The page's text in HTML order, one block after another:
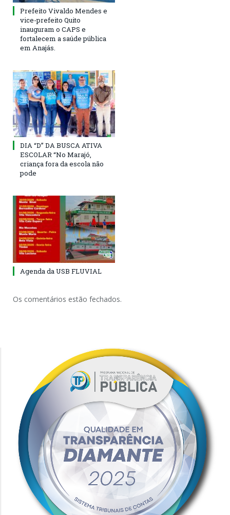
Prefeito Vivaldo Mendes e
vice-prefeito Quito
inauguram o CAPS e
fortalecem a saúde pública
em Anajás.
DIA “D” DA BUSCA ATIVA
ESCOLAR “No Marajó,
criança fora da escola não
pode
Agenda da USB FLUVIAL
Os comentários estão fechados.